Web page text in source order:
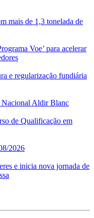
mais de 1,3 tonelada de
Voe’ para acelerar
e regularização fundiária
Nacional Aldir Blanc
de Qualificação em
2026
e inicia nova jornada de